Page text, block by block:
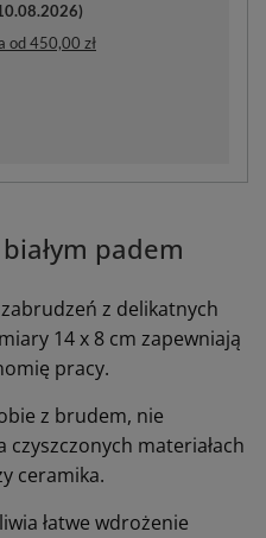
od450,00 zł
padem
z delikatnych
14 x 8 cm zapewniają
pracy.
z brudem, nie
materiałach
ceramika.
łatwe wdrożenie